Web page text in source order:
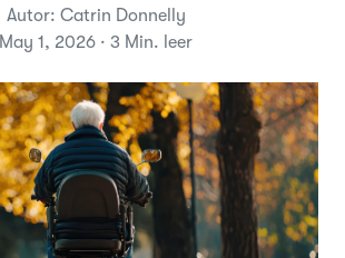
Autor: Catrin Donnelly
May 1, 2026 · 3 Min. leer